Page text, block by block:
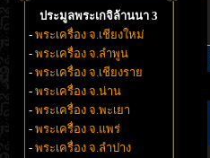
ประมูลพระเกจิล้านนา 3
- พระเครื่อง จ.เชียงใหม่
- พระเครื่อง จ.ลำพูน
- พระเครื่อง จ.เชียงราย
- พระเครื่อง จ.น่าน
- พระเครื่อง จ.พะเยา
- พระเครื่อง จ.แพร่
- พระเครื่อง จ.ลำปาง